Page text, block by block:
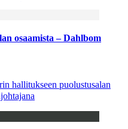
osaamista – Dahlbom
hallitukseen puolustusalan